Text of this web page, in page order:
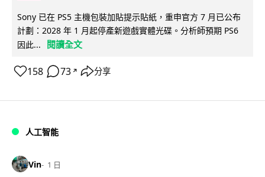
Sony 已在 PS5 主機包裝加貼提示貼紙，重申官方 7 月已公布
計劃：2028 年 1 月起停產新遊戲實體光碟。分析師預期 PS6
因此...
閱讀全文
158 73 ↗ 分享
人工智能
Vin 1 日